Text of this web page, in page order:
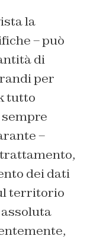
la
– può
di
per
tutto
–
dei dati
territorio